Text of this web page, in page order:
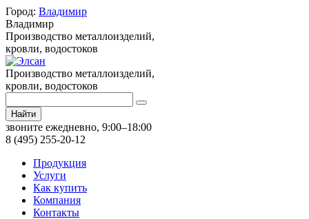
Город: Владимир
Владимир
Производство металлоизделий,
кровли, водостоков
Производство металлоизделий,
кровли, водостоков
Найти
звоните ежедневно, 9:00–18:00
8 (495) 255-20-12
Продукция
Услуги
Как купить
Компания
Контакты